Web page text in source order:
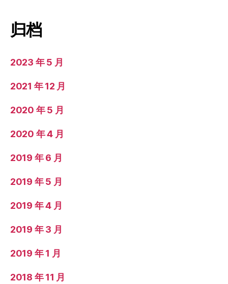
归档
2023 年 5 月
2021 年 12 月
2020 年 5 月
2020 年 4 月
2019 年 6 月
2019 年 5 月
2019 年 4 月
2019 年 3 月
2019 年 1 月
2018 年 11 月